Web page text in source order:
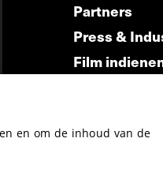
Partners
Press &
Film
en om de inhoud van de